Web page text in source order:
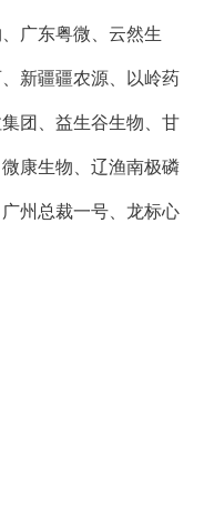
广东粤微、云然生
新疆疆农源、以岭药
团、益生谷生物、甘
康生物、辽渔南极磷
州总裁一号、龙标心